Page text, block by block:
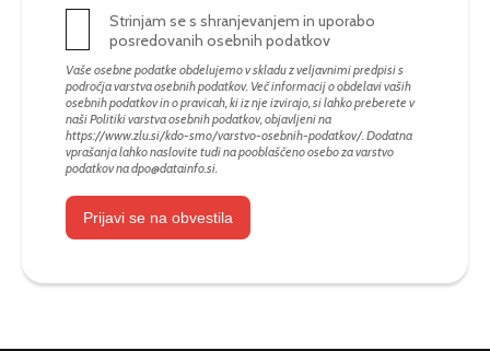
Strinjam se s shranjevanjem in uporabo
posredovanih osebnih podatkov
Vaše osebne podatke obdelujemo v skladu z veljavnimi predpisi s
področja varstva osebnih podatkov. Več informacij o obdelavi vaših
osebnih podatkov in o pravicah, ki iz nje izvirajo, si lahko preberete v
naši Politiki varstva osebnih podatkov, objavljeni na
https://www.zlu.si/kdo-smo/varstvo-osebnih-podatkov/. Dodatna
vprašanja lahko naslovite tudi na pooblaščeno osebo za varstvo
podatkov nadpo@datainfo.si
Prijavi se na obvestila